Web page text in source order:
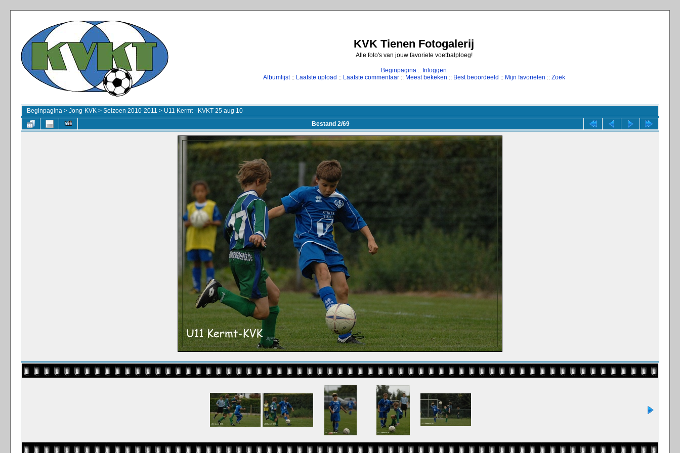
KVK Tienen Fotogalerij
Alle foto's van jouw favoriete voetbalploeg!
Beginpagina :: Inloggen
Albumlijst:: Laatste upload :: Laatste commentaar:: Meest bekeken :: Best beoordeeld :: Mijn favorieten :: Zoek
Beginpagina > Jong-KVK > Seizoen 2010-2011 > U11 Kermt - KVKT 25 aug 10
Bestand 2/69